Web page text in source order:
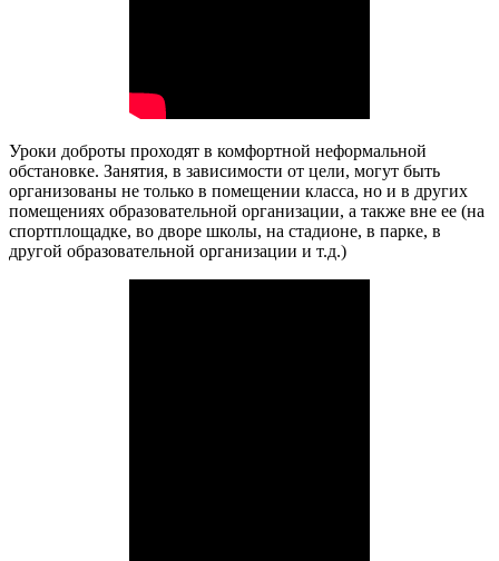
Уроки доброты проходят в комфортной неформальной
обстановке. Занятия, в зависимости от цели, могут быть
организованы не только в помещении класса, но и в других
помещениях образовательной организации, а также вне ее (на
спортплощадке, во дворе школы, на стадионе, в парке, в
другой образовательной организации и т.д.)